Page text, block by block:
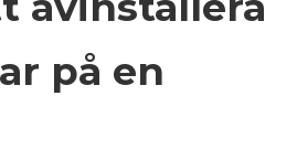
på en